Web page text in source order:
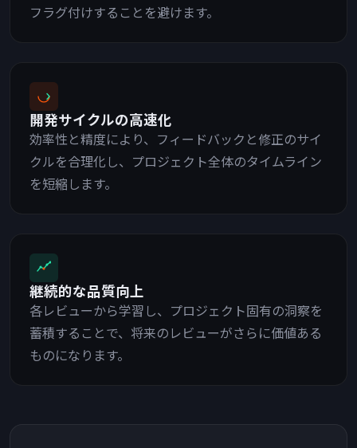
フラグ付けすることを避けます。
開発サイクルの高速化
効率性と精度により、フィードバックと修正のサイ
クルを合理化し、プロジェクト全体のタイムライン
を短縮します。
継続的な品質向上
各レビューから学習し、プロジェクト固有の洞察を
蓄積することで、将来のレビューがさらに価値ある
ものになります。